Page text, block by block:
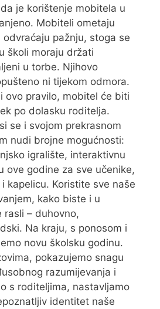
je korištenje mobitela u
Mobiteli ometaju
pažnju, stoga se
školi moraju držati
u torbe. Njihovo
ni tijekom odmora.
ovo pravilo, mobitel će biti
po dolasku roditelja.
se i svojom prekrasnom
nudi brojne mogućnosti:
igralište, interaktivnu
ove godine za sve učenike,
kapelicu. Koristite sve naše
kako biste i u
rasli – duhovno,
Na kraju, s ponosom i
novu školsku godinu.
pokazujemo snagu
razumijevanja i
s roditeljima, nastavljamo
identitet naše